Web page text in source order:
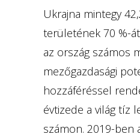
Ukrajna mintegy
területének 70 %-
az ország számos
mezőgazdasági
hozzáféréssel
évtizede a világ tíz
számon. 2019-ben